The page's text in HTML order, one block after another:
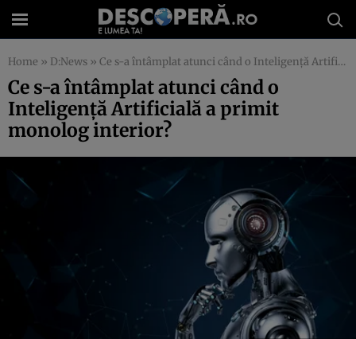
Home » D:News » Ce s-a întâmplat atunci când o Inteligență Artificială a primit monolog interior?
Ce s-a întâmplat atunci când o
Inteligență Artificială a primit
monolog interior?